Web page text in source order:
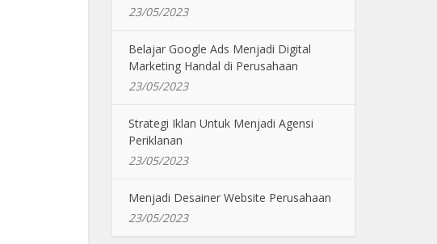
23/05/2023
Belajar Google Ads Menjadi Digital
Marketing Handal di Perusahaan
23/05/2023
Strategi Iklan Untuk Menjadi Agensi
Periklanan
23/05/2023
Menjadi Desainer Website Perusahaan
23/05/2023